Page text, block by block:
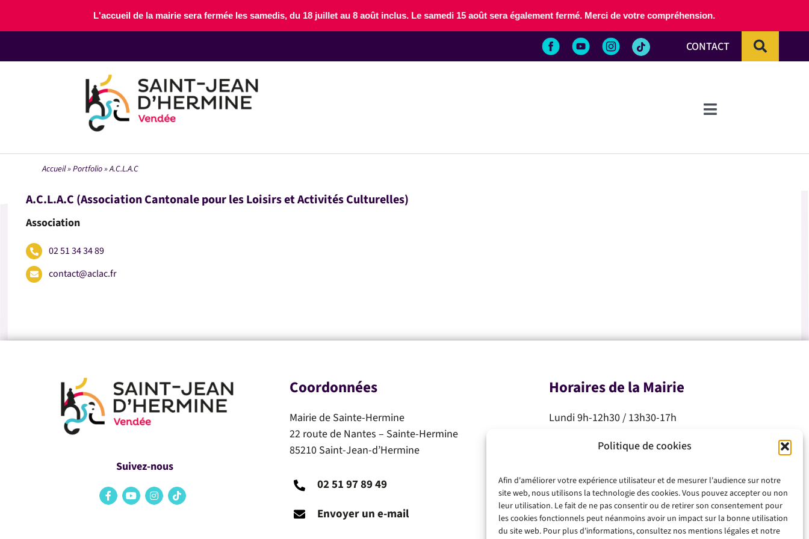
Politique de cookies
Afin d'améliorer votre expérience utilisateur et de mesurer l'audience sur notre
site web, nous utilisons la technologie des cookies. Vous pouvez accepter ou non
leur utilisation. Le fait de ne pas consentir ou de retirer son consentement pour
les cookies fonctionnels peut néanmoins avoir un impact sur la bonne utilisation
du site web. Pour plus d'informations, consultez nos mentions légales et notre
L'accueil de la mairie sera fermée les samedis, du 18 juillet au 8 août inclus. Le samedi 15 août sera également fermé. Merci de votre compréhension.
CONTACT
Toggle
Accueil»Portfolio»A.C.L.A.C
A.C.L.A.C (Association Cantonale pour les Loisirs et Activités Culturelles)
Association
02 51 34 34 89
contact@aclac.fr
Suivez-nous
Coordonnées
Mairie de Sainte-Hermine
22 route de Nantes – Sainte-Hermine
85210 Saint-Jean-d’Hermine
02 51 97 89 49
Envoyer un e-mail
Horaires de la Mairie
Lundi 9h-12h30 / 13h30-17h
Mercredi 9h-12h30
Vendredi 9h-12h30 / 13h30-17h
Samedi 10h-12h